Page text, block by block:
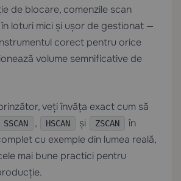
de blocare, comenzile scan
loturi mici și ușor de gestionat —
corect pentru orice
volume semnificative de
veți învăța exact cum să
SSCAN , HSCAN și ZSCAN
în
cu exemple din lumea reală,
mai bune practici pentru